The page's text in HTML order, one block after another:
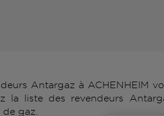
Antargaz à ACHENHEIM
la liste des revendeurs
gaz.